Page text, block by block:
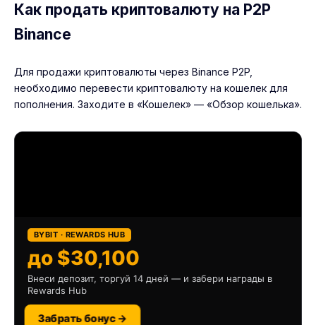
Как продать криптовалюту на P2P
Binance
Для продажи криптовалюты через Binance P2P,
необходимо перевести криптовалюту на кошелек для
пополнения. Заходите в «Кошелек» — «Обзор кошелька».
BYBIT · REWARDS HUB
до $30,100
Внеси депозит, торгуй 14 дней — и забери награды в
Rewards Hub
Забрать бонус →